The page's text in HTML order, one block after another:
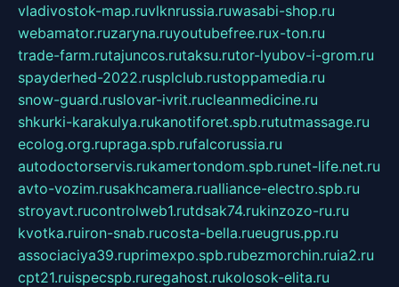
vladivostok-map.ruvlknrussia.ruwasabi-shop.ru
webamator.ruzaryna.ruyoutubefree.rux-ton.ru
trade-farm.rutajuncos.rutaksu.rutor-lyubov-i-grom.ru
spayderhed-2022.rusplclub.rustoppamedia.ru
snow-guard.ruslovar-ivrit.rucleanmedicine.ru
shkurki-karakulya.rukanotiforet.spb.rututmassage.ru
ecolog.org.rupraga.spb.rufalcorussia.ru
autodoctorservis.rukamertondom.spb.runet-life.net.ru
avto-vozim.rusakhcamera.rualliance-electro.spb.ru
stroyavt.rucontrolweb1.rutdsak74.rukinzozo-ru.ru
kvotka.ruiron-snab.rucosta-bella.rueugrus.pp.ru
associaciya39.ruprimexpo.spb.rubezmorchin.ruia2.ru
cpt21.ruispecspb.ruregahost.rukolosok-elita.ru